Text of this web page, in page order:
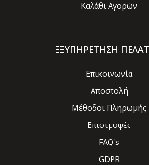
Καλάθι Αγορών
ΕΞΥΠΗΡΕΤΗΣΗ
Επικοινωνία
Αποστολή
Μέθοδοι Πληρωμής
Επιστροφές
FAQ's
GDPR